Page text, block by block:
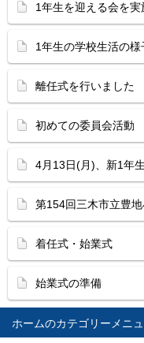
ホーム
1年生を迎える会を実
1年生の学校生活の様
離任式を行いました
初めての委員会活動
4月13日(月)、新1年
第154回三木市立豊
着任式・始業式
始業式の準備